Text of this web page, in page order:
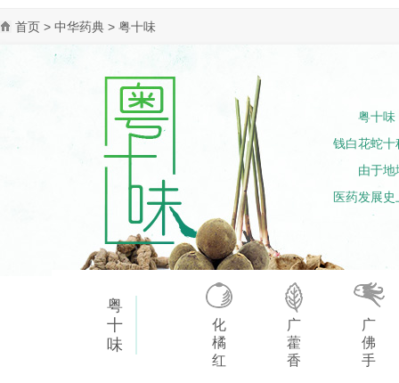
首页 > 中华药典 > 粤十味
粤十味
钱白花蛇十
由于地
医药发展
粤
十
味
化
橘
红
广
藿
香
广
佛
手